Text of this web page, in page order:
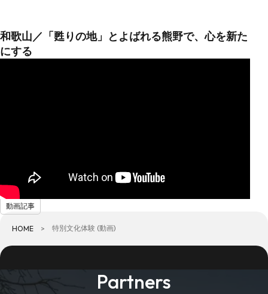
和歌山／「甦りの地」とよばれる熊野で、心を新た
にする
動画記事
HOME 特別文化体験 (動画)
Partners